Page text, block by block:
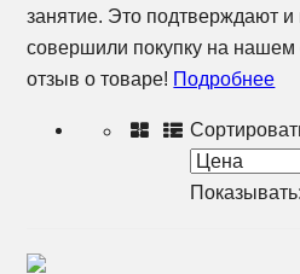
занятие. Это подтверждают
совершили покупку на нашем
отзыв о товаре! Подробнее
Показывать: